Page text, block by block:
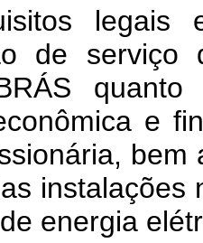
legais
de serviço
e
bem
instalações
energia